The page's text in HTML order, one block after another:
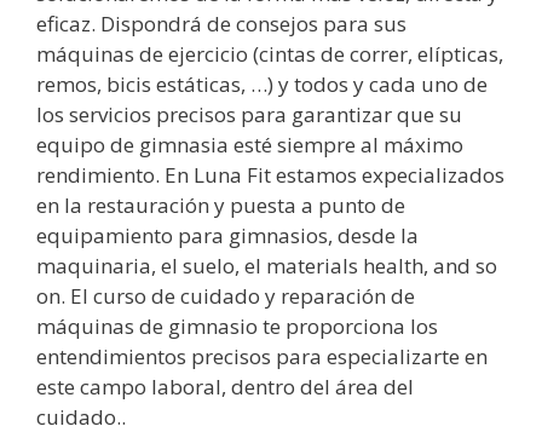
eficaz. Dispondrá de consejos para sus
máquinas de ejercicio (cintas de correr, elípticas,
remos, bicis estáticas, …) y todos y cada uno de
los servicios precisos para garantizar que su
equipo de gimnasia esté siempre al máximo
rendimiento. En Luna Fit estamos expecializados
en la restauración y puesta a punto de
equipamiento para gimnasios, desde la
maquinaria, el suelo, el materials health, and so
on. El curso de cuidado y reparación de
máquinas de gimnasio te proporciona los
entendimientos precisos para especializarte en
este campo laboral, dentro del área del
cuidado..